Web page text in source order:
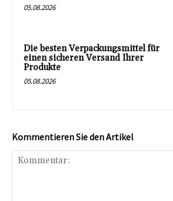
05.08.2026
Die besten Verpackungsmittel für
einen sicheren Versand Ihrer
Produkte
05.08.2026
Kommentieren Sie den Artikel